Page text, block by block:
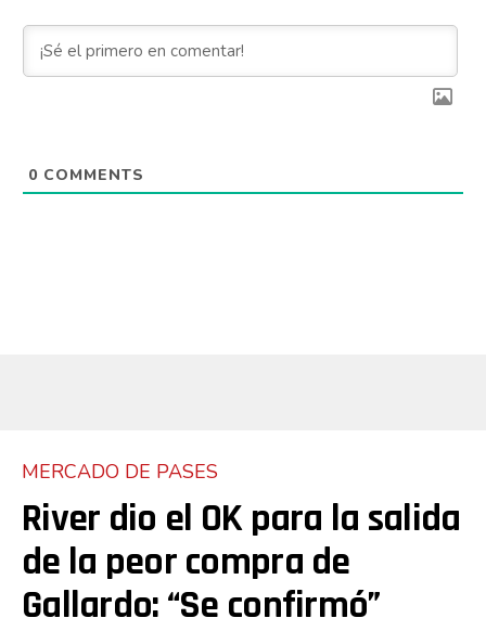
0 COMMENTS
MERCADO DE PASES
River dio el OK para la salida
de la peor compra de
Gallardo: “Se confirmó”
Whatsapp
Email